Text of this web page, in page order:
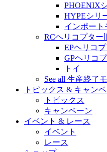
PHOENIX
HYPEシリ
インポート
RCヘリコプター
EPヘリコ
GPヘリコ
トイ
See all 生産終了
トピックス & キャン
トピックス
キャンペーン
イベント & レース
イベント
レース